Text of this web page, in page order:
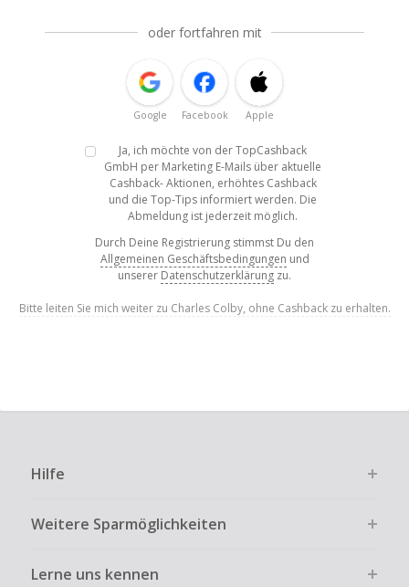
oder fortfahren mit
Google Facebook Apple
Ja, ich möchte von der TopCashback
GmbH per Marketing E-Mails über aktuelle
Cashback- Aktionen, erhöhtes Cashback
und die Top-Tips informiert werden. Die
Abmeldung ist jederzeit möglich.
Durch Deine Registrierung stimmst Du den
Allgemeinen Geschäftsbedingungen und
unserer Datenschutzerklärung zu.
Bitte leiten Sie mich weiter zu Charles Colby, ohne Cashback zu erhalten.
Hilfe
Weitere Sparmöglichkeiten
Lerne uns kennen